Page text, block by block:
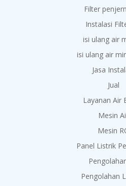
Filter
Instalasi
isi ulang air
isi ulang air
Jasa
Jual
Layanan Air
Mesin
Mesin
Panel Listrik
Pengolahan